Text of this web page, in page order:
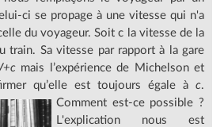
ci se propage à une vitesse qui n'a
du voyageur. Soit c la vitesse de la
train. Sa vitesse par rapport à la gare
mais l’expérience de Michelson et
qu’elle est toujours égale à c.
Comment est-ce possible ?
L'explication nous est